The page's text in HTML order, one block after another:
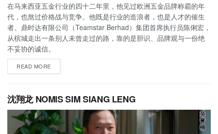
在马来西亚五金行业的四十二年里，他见过欧洲五金品牌称霸的年
代，也熬过价格战与竞争。他既是行业的造浪者，也是人才的催生
者。鼎时达有限公司（Teamstar Berhad）集团首席执行员陈俐宏，
从槟城走出一条别人未曾走过的路，靠的是胆识、品牌观与一份绝
不妥协的诚信。
READ MORE
沈翔龙 NOMIS SIM SIANG LENG